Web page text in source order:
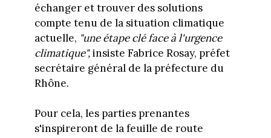
échanger et trouver des solutions
compte tenu de la situation climatique
actuelle, "une étape clé face à l'urgence
climatique",insiste Fabrice Rosay, préfet
secrétaire général de la préfecture du
Rhône.
Pour cela, les parties prenantes
s'inspireront de la feuille de route